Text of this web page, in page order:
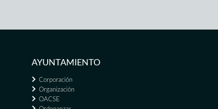
AYUNTAMIENTO
Corporación
Organización
OACSE